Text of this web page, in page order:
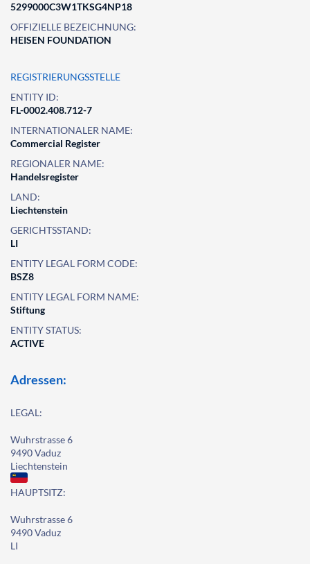
5299000C3W1TKSG4NP18
OFFIZIELLE BEZEICHNUNG:
HEISEN FOUNDATION
REGISTRIERUNGSSTELLE
ENTITY ID:
FL-0002.408.712-7
INTERNATIONALER NAME:
Commercial Register
REGIONALER NAME:
Handelsregister
LAND:
Liechtenstein
GERICHTSSTAND:
LI
ENTITY LEGAL FORM CODE:
BSZ8
ENTITY LEGAL FORM NAME:
Stiftung
ENTITY STATUS:
ACTIVE
Adressen:
LEGAL:
Wuhrstrasse 6
9490 Vaduz
Liechtenstein
HAUPTSITZ:
Wuhrstrasse 6
9490 Vaduz
LI